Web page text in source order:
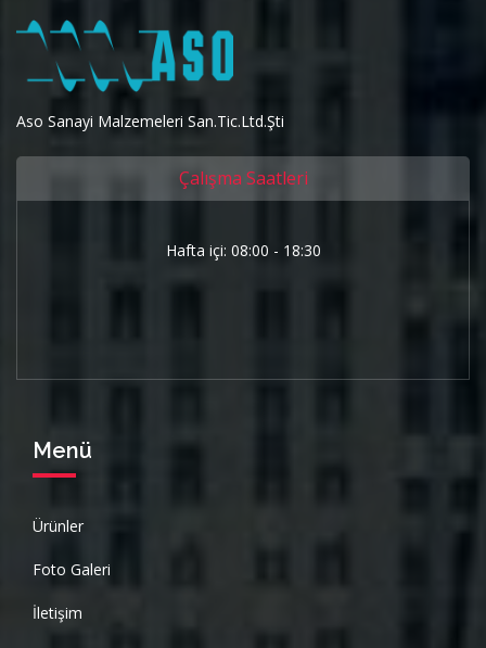
Aso Sanayi Malzemeleri San.Tic.Ltd.Şti
Çalışma Saatleri
Hafta içi: 08:00 - 18:30
Menü
Ürünler
Foto Galeri
İletişim